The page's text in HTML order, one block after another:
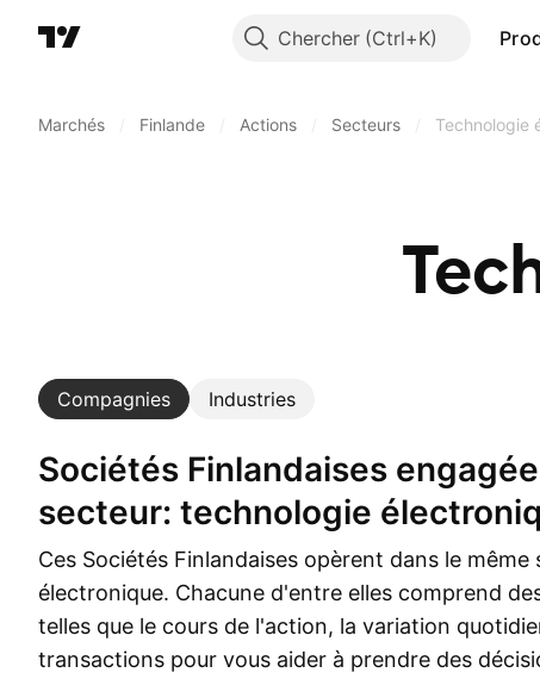
Chercher
Marchés Finlande Actions Secteurs Technologie
Compagnies Industries
Sociétés Finlandaises engagées dans un
secteur: technologie
Ces Sociétés Finlandaises opèrent dans le
électronique. Chacune d'entre elles comprend
telles que le cours de l'action, la variation
transactions pour vous aider à prendre des